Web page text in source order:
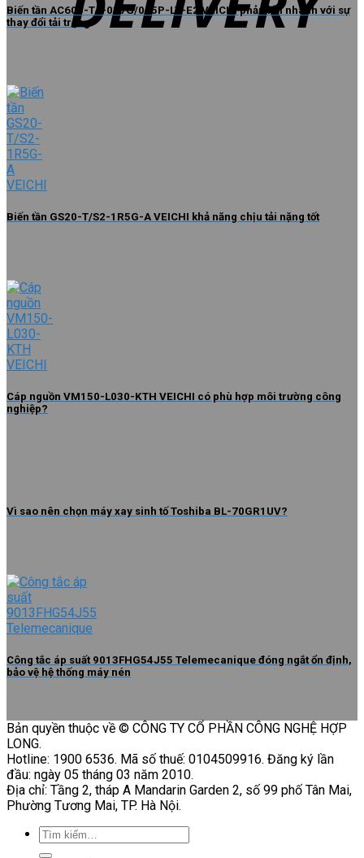
Biến tần AC600-T4-037G/045P-LV-E2 VEICHI phản hồi nhanh với sự
thay đổi tải trọng
Biến tần GS20-T/S2-1R5G-A VEICHI khả năng chịu tải nặng tốt
Cáp nguồn VM150-L030-KTH VEICHI có phù hợp môi trường công
nghiệp?
Vì sao nên chọn máy xay sinh tố Toshiba BL-70GR1UV?
Công tắc áp suất 9013FHG54J55 Telemecanique đóng ngắt ổn định,
bảo vệ hệ thống máy nén
Bản quyền thuộc về © CÔNG TY CỔ PHẦN CÔNG NGHỆ HỢP
LONG.
Hotline: 1900 6536. Mã số thuế: 0104509916. Đăng ký lần
đầu: ngày 05 tháng 03 năm 2010.
Địa chỉ: Tầng 2, tháp A Mandarin Garden 2, số 99 phố Tân Mai,
Phường Tương Mai, TP. Hà Nội.
Tìm
kiếm: